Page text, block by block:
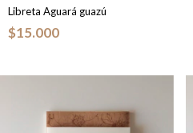
Libreta Aguará guazú
$15.000